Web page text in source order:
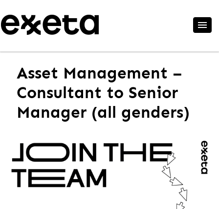
Asset Management –
Consultant to Senior
Manager (all genders)